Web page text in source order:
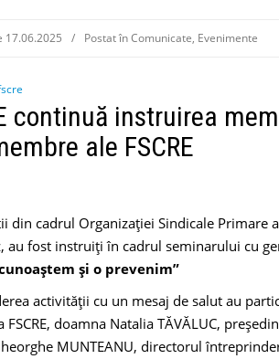
17.06.2025 / Postat înComunicate, Evenimente
continuă instruirea
ale FSCRE
din cadrul Organizației Sindicale Primare
au fost instruiți în cadrul seminarului cu
și o prevenim”
activității cu un mesaj de salut au
FSCRE, doamna Natalia TĂVĂLUC,
MUNTEANU, directorul